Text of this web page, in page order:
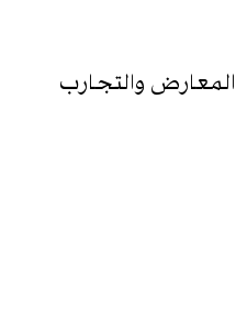
2026جمعنا أبرز المعارض والتجارب